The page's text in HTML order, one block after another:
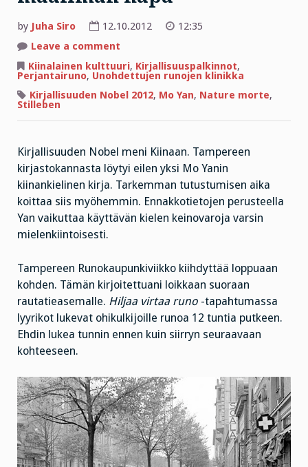
by Juha Siro 12.10.2012
12:35
Leave a comment
sidotaan
maailman
Kiinalainen kulttuuri, Kirjallisuuspalkinnot,
Perjantairuno, Unohdettujen runojen klinikka
Kirjallisuuden Nobel 2012, Mo Yan, Nature morte,
Stilleben
Kirjallisuuden Nobel meni Kiinaan. Tampereen
kirjastokannasta löytyi eilen yksi Mo Yanin
kiinankielinen kirja. Tarkemman tutustumisen aika
koittaa siis myöhemmin. Ennakkotietojen perusteella
Yan vaikuttaa käyttävän kielen keinovaroja varsin
mielenkiintoisesti.
Tampereen Runokaupunkiviikko kiihdyttää loppuaan
kohden. Tämän kirjoitettuani loikkaan suoraan
rautatieasemalle. Hiljaa virtaa runo -tapahtumassa
lyyrikot lukevat ohikulkijoille runoa 12 tuntia putkeen.
Ehdin lukea tunnin ennen kuin siirryn seuraavaan
kohteeseen.